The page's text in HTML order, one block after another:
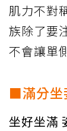
肌力不對
族除了要
不會讓單
■滿分坐
坐好坐滿